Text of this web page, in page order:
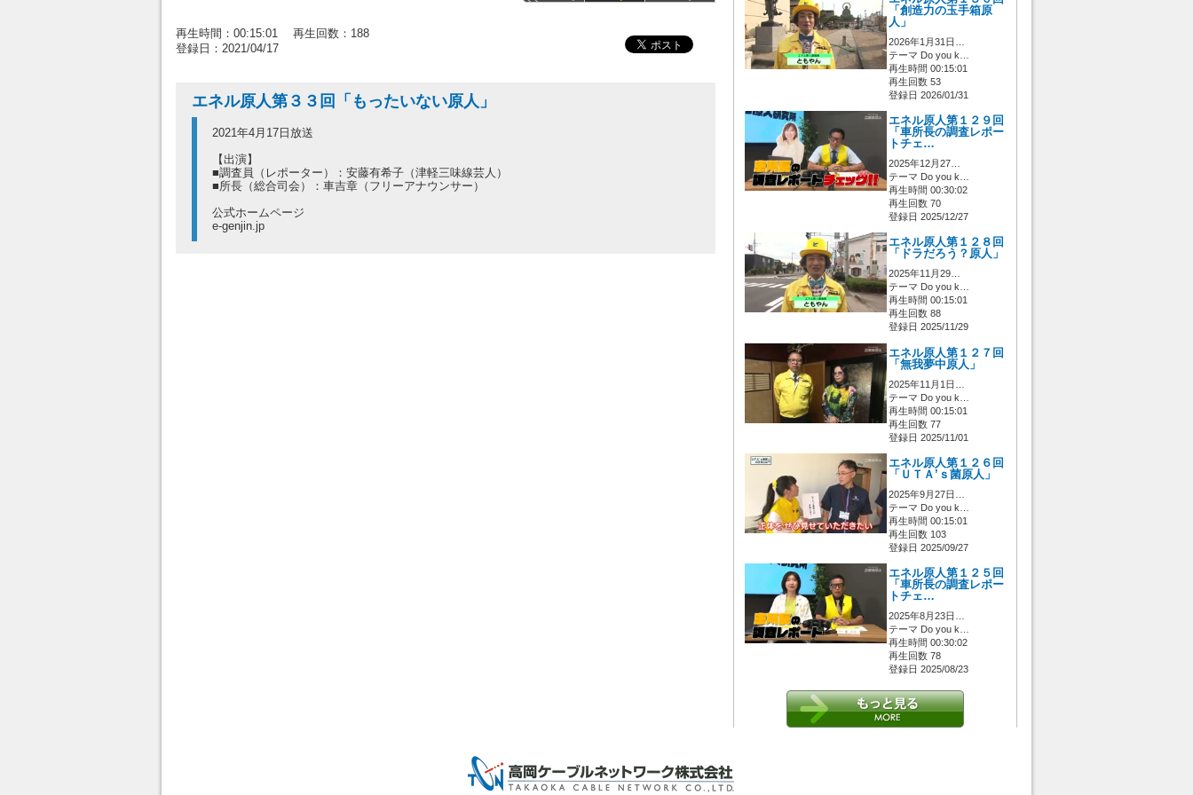
再生時間：00:15:01 再生回数：188
登録日：2021/04/17
エネル原人第３３回「もったいない原人」
2021年4月17日放送
【出演】
■調査員（レポーター）：安藤有希子（津軽三味線芸人）
■所長（総合司会）：車吉章（フリーアナウンサー）
公式ホームページ
e-genjin.jp
「創造力の玉手箱原
人」
2026年1月31日…
テーマ Do you k…
再生時間 00:15:01
再生回数 53
登録日 2026/01/31
エネル原人第１２９回
「車所長の調査レポー
トチェ…
2025年12月27…
テーマ Do you k…
再生時間 00:30:02
再生回数 70
登録日 2025/12/27
エネル原人第１２８回
「ドラだろう？原人」
2025年11月29…
テーマ Do you k…
再生時間 00:15:01
再生回数 88
登録日 2025/11/29
エネル原人第１２７回
「無我夢中原人」
2025年11月1日…
テーマ Do you k…
再生時間 00:15:01
再生回数 77
登録日 2025/11/01
エネル原人第１２６回
「ＵＴＡ’ｓ菌原人」
2025年9月27日…
テーマ Do you k…
再生時間 00:15:01
再生回数 103
登録日 2025/09/27
エネル原人第１２５回
「車所長の調査レポー
トチェ…
2025年8月23日…
テーマ Do you k…
再生時間 00:30:02
再生回数 78
登録日 2025/08/23